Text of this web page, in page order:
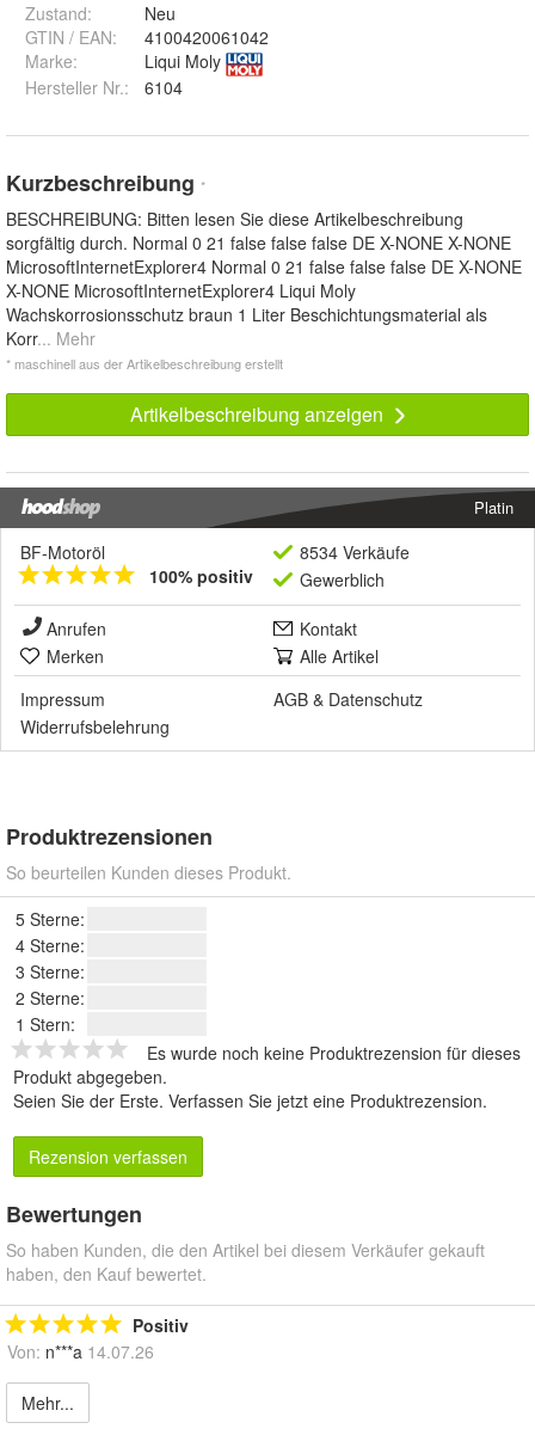
Zustand:
Neu
GTIN / EAN:
4100420061042
Marke:
Liqui Moly
Hersteller Nr.:
6104
Kurzbeschreibung *
BESCHREIBUNG: Bitten lesen Sie diese Artikelbeschreibung
sorgfältig durch. Normal 0 21 false false false DE X-NONE X-NONE
MicrosoftInternetExplorer4 Normal 0 21 false false false DE X-NONE
X-NONE MicrosoftInternetExplorer4 Liqui Moly
Wachskorrosionsschutz braun 1 Liter Beschichtungsmaterial als
Korr... Mehr
* maschinell aus der Artikelbeschreibung erstellt
Artikelbeschreibung anzeigen
Platin
BF-Motoröl
100% positiv
8534 Verkäufe
Gewerblich
Anrufen
Kontakt
Merken
Alle Artikel
Impressum
AGB & Datenschutz
Widerrufsbelehrung
Produktrezensionen
So beurteilen Kunden dieses Produkt.
5 Sterne:
4 Sterne:
3 Sterne:
2 Sterne:
1 Stern:
Es wurde noch keine Produktrezension für dieses
Produkt abgegeben.
Seien Sie der Erste. Verfassen Sie jetzt eine Produktrezension.
Rezension verfassen
Bewertungen
So haben Kunden, die den Artikel bei diesem Verkäufer gekauft
haben, den Kauf bewertet.
Positiv
Von: n***a 14.07.26
Mehr...